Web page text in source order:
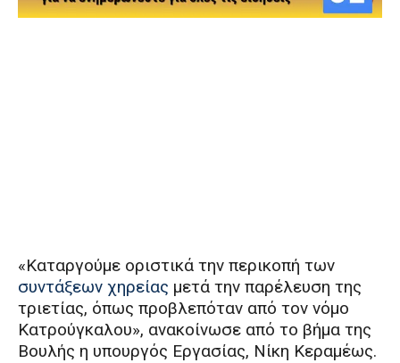
«Καταργούμε οριστικά την περικοπή των
συντάξεων χηρείας μετά την παρέλευση της
τριετίας, όπως προβλεπόταν από τον νόμο
Κατρούγκαλου», ανακοίνωσε από το βήμα της
Βουλής η υπουργός Εργασίας, Νίκη Κεραμέως.